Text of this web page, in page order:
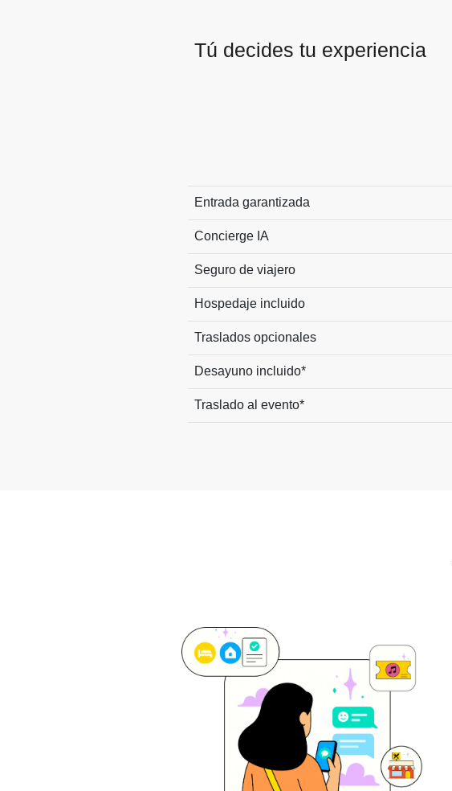
Tú decides tu experiencia
Entrada garantizada
Concierge IA
Seguro de viajero
Hospedaje incluido
Traslados opcionales
Desayuno incluido*
Traslado al evento*